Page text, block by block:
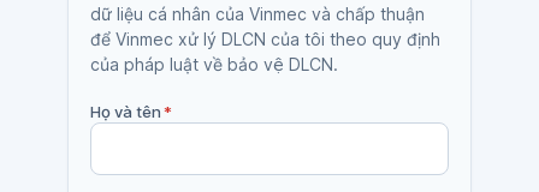
dữ liệu cá nhân của Vinmec và chấp thuận
để Vinmec xử lý DLCN của tôi theo quy định
của pháp luật về bảo vệ DLCN.
Họ và tên*